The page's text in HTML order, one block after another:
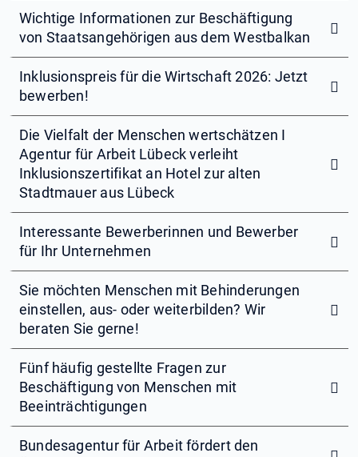
Wichtige Informationen zur Beschäftigung
von Staatsangehörigen aus dem Westbalkan
Inklusionspreis für die Wirtschaft 2026: Jetzt
bewerben!
Die Vielfalt der Menschen wertschätzen I
Agentur für Arbeit Lübeck verleiht
Inklusionszertifikat an Hotel zur alten
Stadtmauer aus Lübeck
Interessante Bewerberinnen und Bewerber
für Ihr Unternehmen
Sie möchten Menschen mit Behinderungen
einstellen, aus- oder weiterbilden? Wir
beraten Sie gerne!
Fünf häufig gestellte Fragen zur
Beschäftigung von Menschen mit
Beeinträchtigungen
Bundesagentur für Arbeit fördert den